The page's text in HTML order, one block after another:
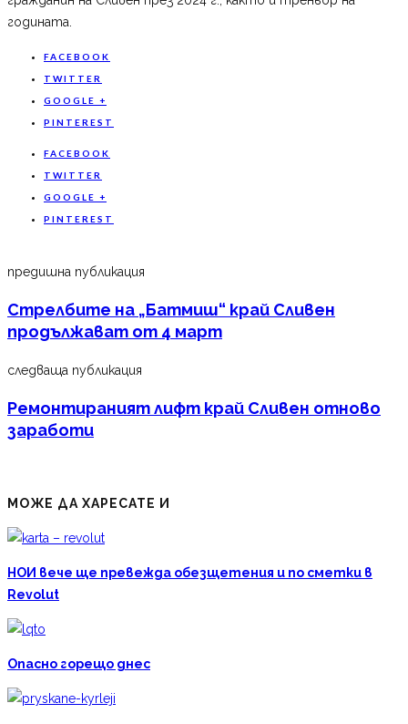
годината.
FACEBOOK
TWITTER
GOOGLE +
PINTEREST
FACEBOOK
TWITTER
GOOGLE +
PINTEREST
предишна публикация
Стрелбите на „Батмиш“ край Сливен
продължават от 4 март
следваща публикация
Ремонтираният лифт край Сливен отново
заработи
МОЖЕ ДА ХАРЕСАТЕ И
НОИ вече ще превежда обезщетения и по сметки в
Revolut
Опасно горещо днес